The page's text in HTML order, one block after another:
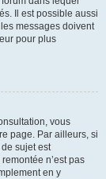
Il est possible aussi
messages doivent
pour plus
vous
page. Par ailleurs, si
sujet est
n’est pas
en y